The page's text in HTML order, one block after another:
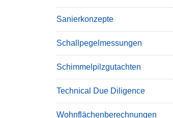
Sanierkonzepte
Schallpegelmessungen
Schimmelpilzgutachten
Technical Due Diligence
Wohnflächenberechnungen